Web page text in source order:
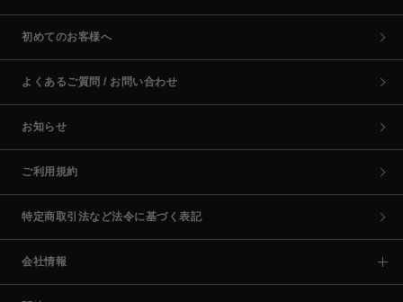
初めてのお客様へ
よくあるご質問 / お問い合わせ
お知らせ
ご利用規約
特定商取引法など法令に基づく表記
会社情報